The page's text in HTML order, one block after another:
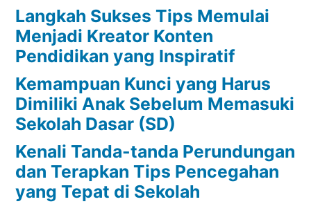
Langkah Sukses Tips Memulai
Menjadi Kreator Konten
Pendidikan yang Inspiratif
Kemampuan Kunci yang Harus
Dimiliki Anak Sebelum Memasuki
Sekolah Dasar (SD)
Kenali Tanda-tanda Perundungan
dan Terapkan Tips Pencegahan
yang Tepat di Sekolah